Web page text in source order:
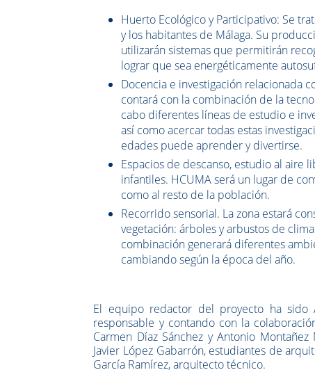
Huerto Ecológico y Participativo: Se
y los habitantes de Málaga. Su
utilizarán sistemas que permitirán
lograr que sea energéticamente
Docencia e investigación relacionada
contará con la combinación de la
cabo diferentes líneas de estudio e
así como acercar todas estas
edades puede aprender y divertirse.
Espacios de descanso, estudio al aire
infantiles. HCUMA será un lugar de
como al resto de la población.
Recorrido sensorial. La zona estará
vegetación: árboles y arbustos de
combinación generará diferentes
cambiando según la época del año.
El equipo redactor del proyecto ha sido
responsable y contando con la
Carmen Díaz Sánchez y Antonio
Javier López Gabarrón, estudiantes de
García Ramírez, arquitecto técnico.